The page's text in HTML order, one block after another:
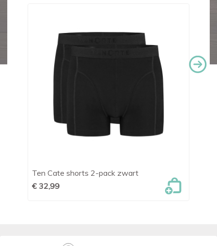
Ten Cate shorts 2-pack zwart
€ 32,99